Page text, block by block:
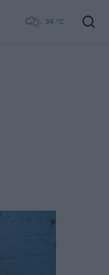
34 °C